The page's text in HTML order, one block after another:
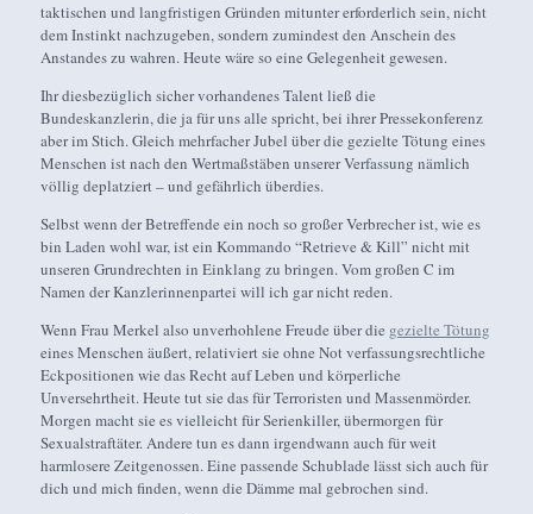
taktischen und langfristigen Gründen mitunter erforderlich sein, nicht
dem Instinkt nachzugeben, sondern zumindest den Anschein des
Anstandes zu wahren. Heute wäre so eine Gelegenheit gewesen.
Ihr diesbezüglich sicher vorhandenes Talent ließ die
Bundeskanzlerin, die ja für uns alle spricht, bei ihrer Pressekonferenz
aber im Stich. Gleich mehrfacher Jubel über die gezielte Tötung eines
Menschen ist nach den Wertmaßstäben unserer Verfassung nämlich
völlig deplatziert – und gefährlich überdies.
Selbst wenn der Betreffende ein noch so großer Verbrecher ist, wie es
bin Laden wohl war, ist ein Kommando “Retrieve & Kill” nicht mit
unseren Grundrechten in Einklang zu bringen. Vom großen C im
Namen der Kanzlerinnenpartei will ich gar nicht reden.
Wenn Frau Merkel also unverhohlene Freude über die gezielte Tötung
eines Menschen äußert, relativiert sie ohne Not verfassungsrechtliche
Eckpositionen wie das Recht auf Leben und körperliche
Unversehrtheit. Heute tut sie das für Terroristen und Massenmörder.
Morgen macht sie es vielleicht für Serienkiller, übermorgen für
Sexualstraftäter. Andere tun es dann irgendwann auch für weit
harmlosere Zeitgenossen. Eine passende Schublade lässt sich auch für
dich und mich finden, wenn die Dämme mal gebrochen sind.